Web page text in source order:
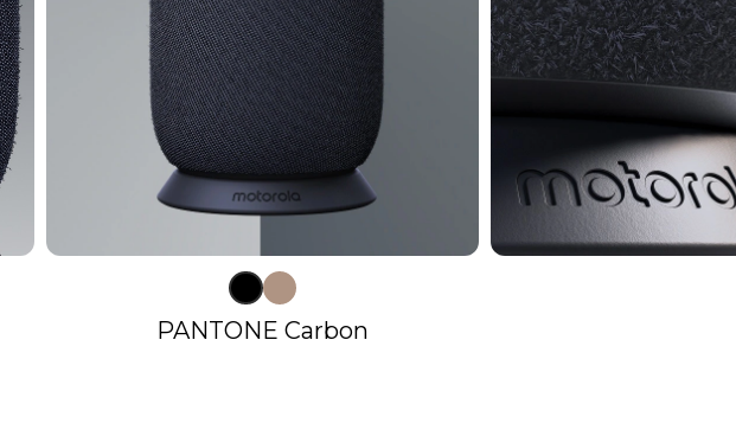
PANTONE Carbon